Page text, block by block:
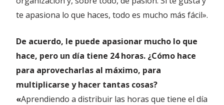
te apasiona lo que haces, todo es mucho más fácil».
De acuerdo, le puede apasionar mucho lo que
hace, pero un día tiene 24 horas. ¿Cómo hace
para aprovecharlas al máximo, para
multiplicarse y hacer tantas cosas?
«Aprendiendo a distribuir las horas que tiene el día